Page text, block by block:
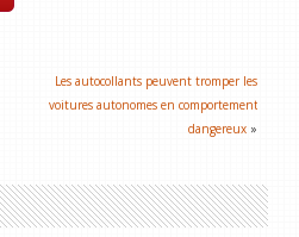
Les autocollants peuvent tromper les
voitures autonomes en comportement
dangereux »